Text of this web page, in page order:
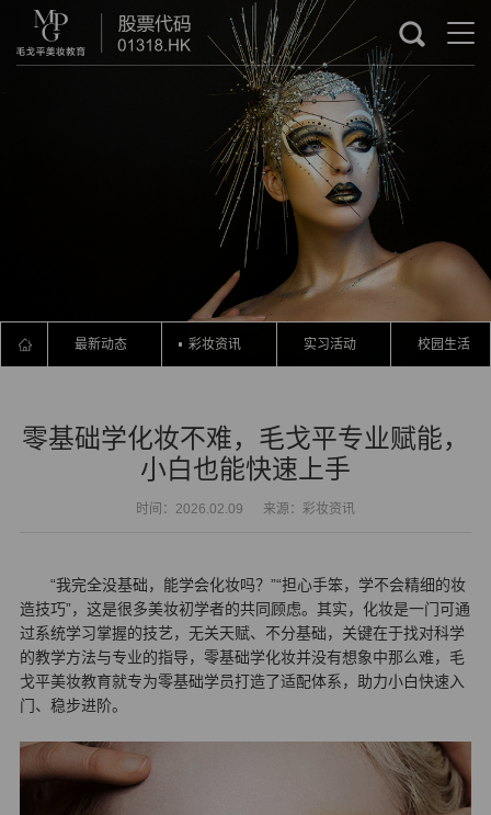
最新动态 彩妆资讯 实习活动 校园生活
零基础学化妆不难，毛戈平专业赋能，
小白也能快速上手
时间：2026.02.09 来源：彩妆资讯
“我完全没基础，能学会化妆吗？”“担心手笨，学不会精细的妆
造技巧”，这是很多美妆初学者的共同顾虑。其实，化妆是一门可通
过系统学习掌握的技艺，无关天赋、不分基础，关键在于找对科学
的教学方法与专业的指导，零基础学化妆并没有想象中那么难，毛
戈平美妆教育就专为零基础学员打造了适配体系，助力小白快速入
门、稳步进阶。